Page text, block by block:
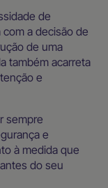
de
a decisão de
de uma
também acarreta
e
sempre
e
à medida que
do seu